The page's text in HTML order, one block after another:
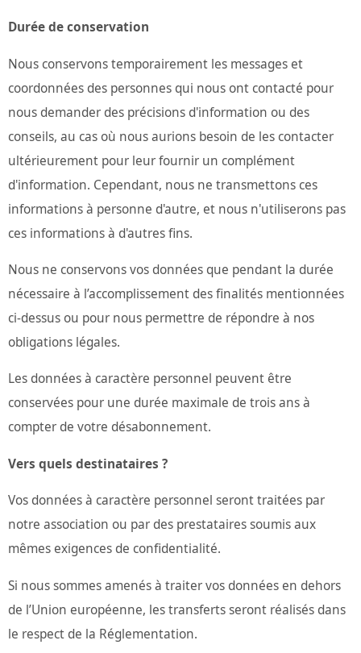
Durée de conservation
Nous conservons temporairement les messages et
coordonnées des personnes qui nous ont contacté pour
nous demander des précisions d'information ou des
conseils, au cas où nous aurions besoin de les contacter
ultérieurement pour leur fournir un complément
d'information. Cependant, nous ne transmettons ces
informations à personne d'autre, et nous n'utiliserons pas
ces informations à d'autres fins.
Nous ne conservons vos données que pendant la durée
nécessaire à l’accomplissement des finalités mentionnées
ci-dessus ou pour nous permettre de répondre à nos
obligations légales.
Les données à caractère personnel peuvent être
conservées pour une durée maximale de trois ans à
compter de votre désabonnement.
Vers quels destinataires ?
Vos données à caractère personnel seront traitées par
notre association ou par des prestataires soumis aux
mêmes exigences de confidentialité.
Si nous sommes amenés à traiter vos données en dehors
de l’Union européenne, les transferts seront réalisés dans
le respect de la Réglementation.